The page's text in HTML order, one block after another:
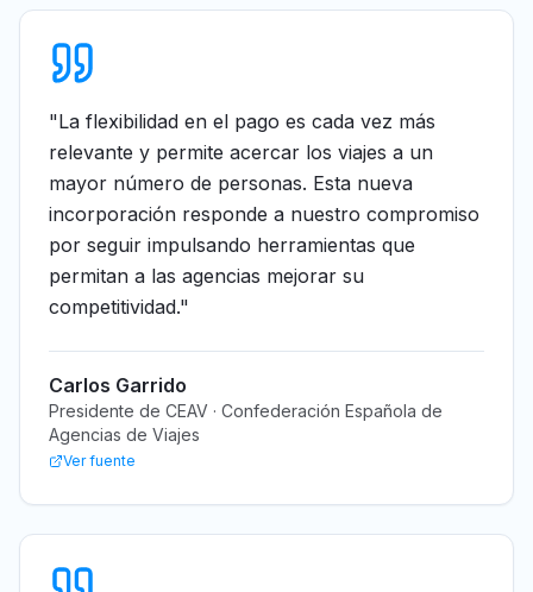
"La flexibilidad en el pago es cada vez más
relevante y permite acercar los viajes a un
mayor número de personas. Esta nueva
incorporación responde a nuestro compromiso
por seguir impulsando herramientas que
permitan a las agencias mejorar su
competitividad."
Carlos Garrido
Presidente de CEAV · Confederación Española de
Agencias de Viajes
Ver fuente